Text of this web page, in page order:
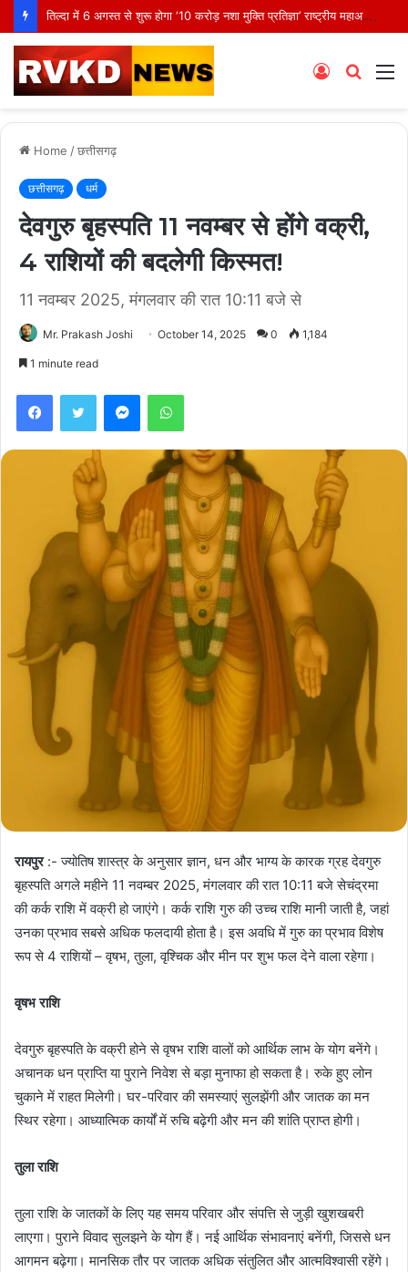
तिल्दा में 6 अगस्त से शुरू होगा ‘10 करोड़ नशा मुक्ति प्रतिज्ञा’ राष्ट्रीय महाअभियान, मंत्री टंकराम वर्मा करेंगे शुभारंभ
Search
Log
Home /छत्तीसगढ़
छत्तीसगढ़ धर्म
देवगुरु बृहस्पति 11 नवम्बर से होंगे वक्री,
4 राशियों की बदलेगी किस्मत!
11 नवम्बर 2025, मंगलवार की रात 10:11 बजे से
Mr. Prakash Joshi October 14, 2025 0 1,184
1 minute read
FacebookTwitter MessengerWhatsApp
रायपुर:- ज्योतिष शास्त्र के अनुसार ज्ञान, धन और भाग्य के कारक ग्रह देवगुरु
बृहस्पति अगले महीने 11 नवम्बर 2025, मंगलवार की रात 10:11 बजे सेचंद्रमा
की कर्क राशि में वक्री हो जाएंगे। कर्क राशि गुरु की उच्च राशि मानी जाती है, जहां
उनका प्रभाव सबसे अधिक फलदायी होता है। इस अवधि में गुरु का प्रभाव विशेष
रूप से 4 राशियों – वृषभ, तुला, वृश्चिक और मीन पर शुभ फल देने वाला रहेगा।
वृषभ राशि
देवगुरु बृहस्पति के वक्री होने से वृषभ राशि वालों को आर्थिक लाभ के योग बनेंगे।
अचानक धन प्राप्ति या पुराने निवेश से बड़ा मुनाफा हो सकता है। रुके हुए लोन
चुकाने में राहत मिलेगी। घर-परिवार की समस्याएं सुलझेंगी और जातक का मन
स्थिर रहेगा। आध्यात्मिक कार्यों में रुचि बढ़ेगी और मन की शांति प्राप्त होगी।
तुला राशि
तुला राशि के जातकों के लिए यह समय परिवार और संपत्ति से जुड़ी खुशखबरी
लाएगा। पुराने विवाद सुलझने के योग हैं। नई आर्थिक संभावनाएं बनेंगी, जिससे धन
आगमन बढ़ेगा। मानसिक तौर पर जातक अधिक संतुलित और आत्मविश्वासी रहेंगे।